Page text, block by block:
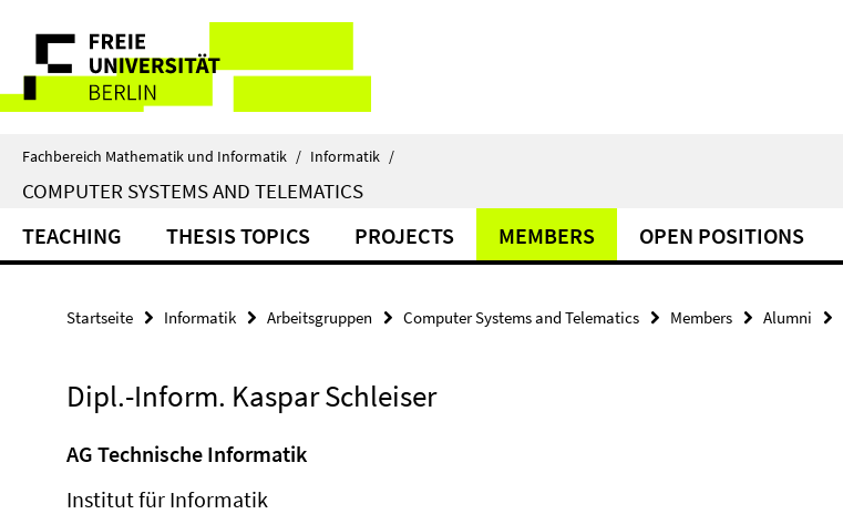
direkt
Inhalt
Service-
Navigation
Fachbereich Mathematik und Informatik / Informatik /
COMPUTER SYSTEMS AND TELEMATICS
TEACHING THESIS TOPICS PROJECTS MEMBERS OPEN POSITIONS
Startseite Informatik Arbeitsgruppen Computer Systems and Telematics Members Alumni
Dipl.-Inform. Kaspar Schleiser
AG Technische Informatik
Institut für Informatik